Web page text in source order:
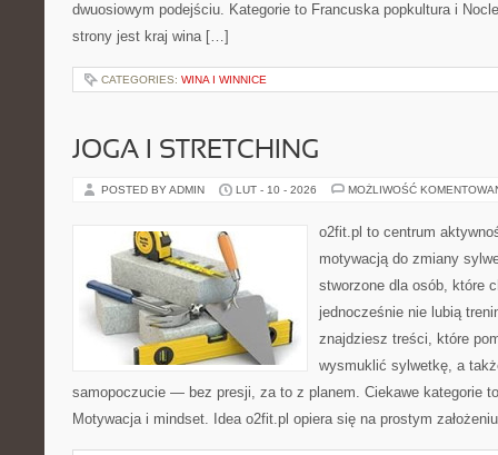
dwuosiowym podejściu. Kategorie to Francuska popkultura i
strony jest kraj wina […]
CATEGORIES: WINA I WINNICE
JOGA I STRETCHING
POSTED BY ADMIN LUT - 10 - 2026 MOŻLIWOŚĆ
o2fit.pl to centrum
motywacją do zmiany
stworzone dla osób, które
jednocześnie nie lubią
znajdziesz treści, które
wysmuklić sylwetkę, a
samopoczucie — bez presji, za to z planem. Ciekawe kategorie
Motywacja i mindset. Idea o2fit.pl opiera się na prostym